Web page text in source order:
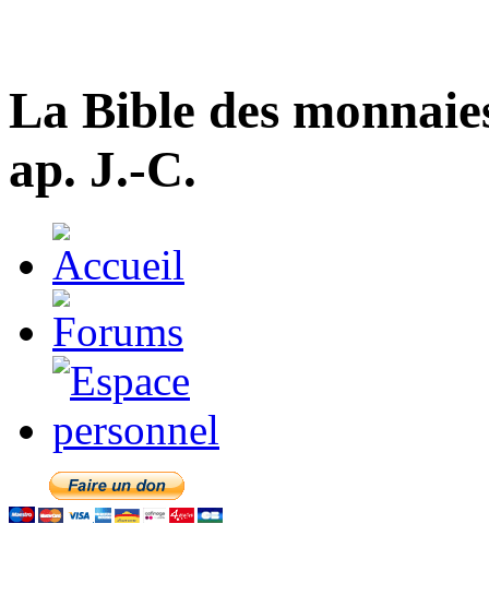
La Bible des
ap. J.-C.